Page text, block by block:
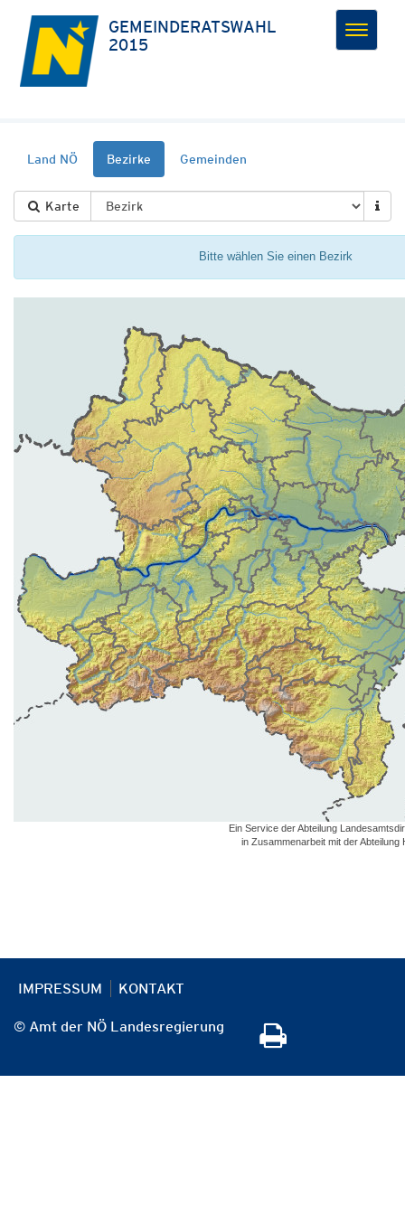
GEMEINDERATS­WAHL
2015
Toggle
Land NÖ Bezirke Gemeinden
Karte
Bitte wählen Sie einen Bezirk
Ein Service der Abteilung
in Zusammenarbeit mit der
IMPRESSUM KONTAKT
© Amt der NÖ Landesregierung